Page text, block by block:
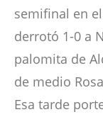
semifinal en
derrotó 1-0 a
palomita de
de medio
Esa tarde